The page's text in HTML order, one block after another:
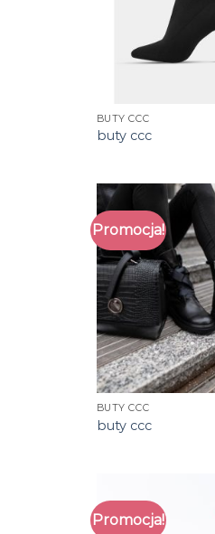
BUTY CCC
buty ccc
Promocja!
BUTY CCC
buty ccc
Promocja!